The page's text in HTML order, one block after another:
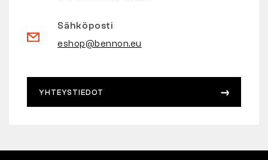
Sähköposti
eshop@bennon.eu
YHTEYSTIEDOT